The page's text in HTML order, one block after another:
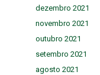
dezembro 2021
novembro 2021
outubro 2021
setembro 2021
agosto 2021